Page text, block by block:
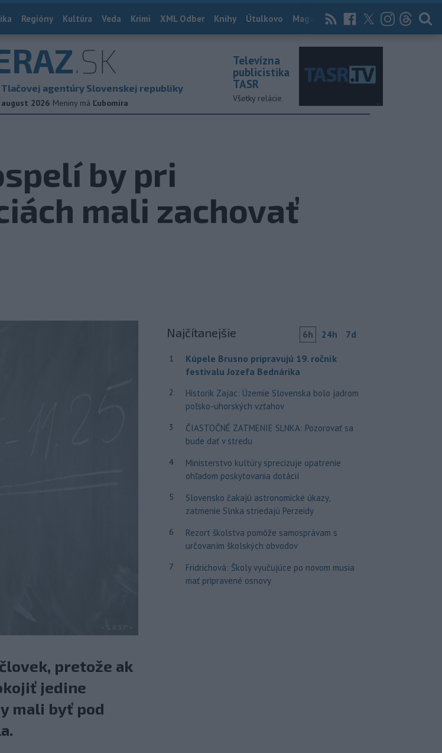
Regióny Kultúra Veda Krimi XML Odber Knihy Útulkovo Magazín News Now Archív
.SK
agentúry Slovenskej republiky
august 2026 Meniny má Ľubomíra
Televízna
publicistika
TASR
Všetky relácie
by pri
mali zachovať
pretože ak
jedine
mali byť pod
Najčítanejšie 6h 24h 7d
1
Kúpele Brusno pripravujú 19. ročník
festivalu Jozefa Bednárika
2
Historik Zajac: Územie Slovenska bolo jadrom
poľsko-uhorských vzťahov
3
ČIASTOČNÉ ZATMENIE SLNKA: Pozorovať sa
bude dať v stredu
4
Ministerstvo kultúry sprecizuje opatrenie
ohľadom poskytovania dotácií
5
Slovensko čakajú astronomické úkazy,
zatmenie Slnka striedajú Perzeidy
6
Rezort školstva pomôže samosprávam s
určovaním školských obvodov
7
Fridrichová: Školy vyučujúce po novom musia
mať pripravené osnovy